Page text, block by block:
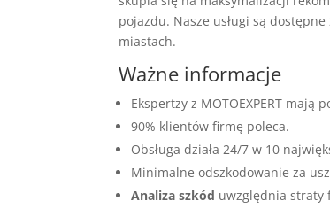
pojazdu. Nasze usługi są
miastach.
Ważne informacje
Ekspertzy z MOTOEXPERT mają
90% klientów firmę poleca.
Obsługa działa 24/7 w 10
Minimalne odszkodowanie za
Analiza szkód uwzględnia straty